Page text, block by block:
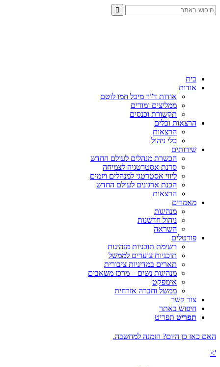
בית
אודות
אודות ד”ר מיכל חמו לוטם
ממליצים ומודים
תקשורת וכנסים
הרצאות וכלים
הרצאות
כלי ניהול
שירותים
הכשרת מנהלים לעולם החדש
סדנת אסטרטגיה לצמיחה
ליווי אסטרטגי למנהלים ויזמים
הכנת ארגונים לעולם החדש
הרצאות
מאמרים
מנהיגות
ניהול חדשנות
השראה
פורטלים
רשימת תוכניות מנהיגות
תוכניות צוערים לממשל
תארים במדיניות ציבורית
מנהיגות נשים – מרכז משאבים
אימפקט
ממשל וחברה אזרחית
צור קשר
חיפוש באתר
תפריט תפריט
האם כאז כן היום? הזמנה למחשבה.
'>